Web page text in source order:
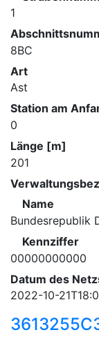
1
8BC
Art
Ast
Station am
0
Länge [m]
201
Name
Bundesrepublik
Kennziffer
00000000000
Datum des
2022-10-